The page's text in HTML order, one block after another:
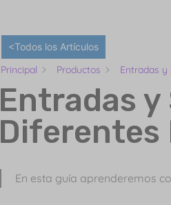
<Todos los Artículos
Principal Productos Entradas y
Entradas
Diferentes
En esta guía aprenderemos